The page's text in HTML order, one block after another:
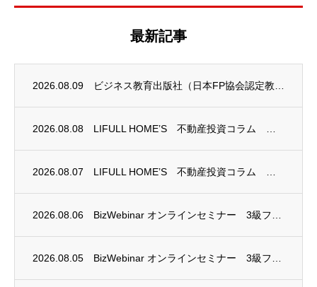
最新記事
2026.08.09
2026.08.08
2026.08.07
2026.08.06
2026.08.05